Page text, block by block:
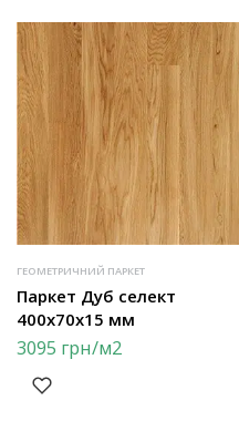
ГЕОМЕТРИЧНИЙ ПАРКЕТ
Паркет Дуб селект
400х70х15 мм
3095 грн/м2